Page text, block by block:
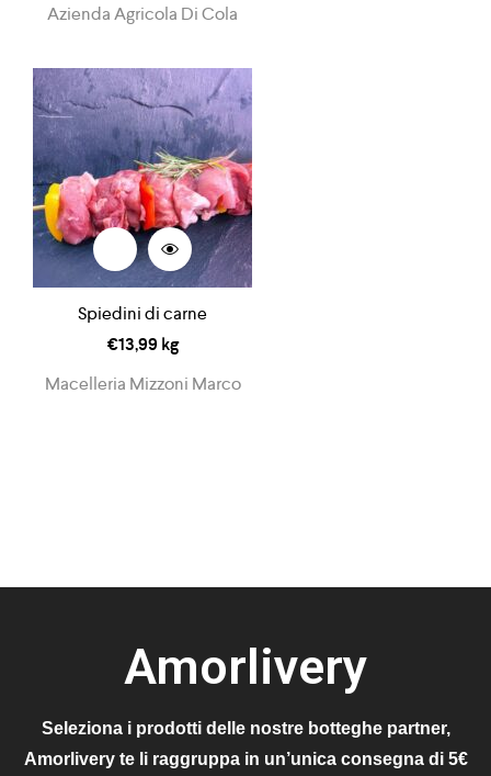
Azienda Agricola Di Cola
Spiedini di carne
€13,99 kg
Macelleria Mizzoni Marco
Amorlivery
Seleziona i prodotti delle nostre botteghe partner,
Amorlivery te li raggruppa in un’unica consegna di 5€